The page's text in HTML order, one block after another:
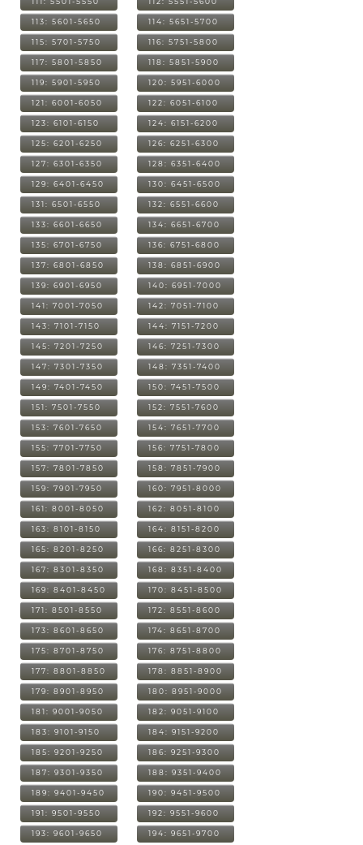
113: 5601-5650 114: 5651-5700
115: 5701-5750 116: 5751-5800
117: 5801-5850 118: 5851-5900
119: 5901-5950 120: 5951-6000
121: 6001-6050 122: 6051-6100
123: 6101-6150 124: 6151-6200
125: 6201-6250 126: 6251-6300
127: 6301-6350 128: 6351-6400
129: 6401-6450 130: 6451-6500
131: 6501-6550 132: 6551-6600
133: 6601-6650 134: 6651-6700
135: 6701-6750 136: 6751-6800
137: 6801-6850 138: 6851-6900
139: 6901-6950 140: 6951-7000
141: 7001-7050 142: 7051-7100
143: 7101-7150 144: 7151-7200
145: 7201-7250 146: 7251-7300
147: 7301-7350 148: 7351-7400
149: 7401-7450 150: 7451-7500
151: 7501-7550 152: 7551-7600
153: 7601-7650 154: 7651-7700
155: 7701-7750 156: 7751-7800
157: 7801-7850 158: 7851-7900
159: 7901-7950 160: 7951-8000
161: 8001-8050 162: 8051-8100
163: 8101-8150 164: 8151-8200
165: 8201-8250 166: 8251-8300
167: 8301-8350 168: 8351-8400
169: 8401-8450 170: 8451-8500
171: 8501-8550 172: 8551-8600
173: 8601-8650 174: 8651-8700
175: 8701-8750 176: 8751-8800
177: 8801-8850 178: 8851-8900
179: 8901-8950 180: 8951-9000
181: 9001-9050 182: 9051-9100
183: 9101-9150 184: 9151-9200
185: 9201-9250 186: 9251-9300
187: 9301-9350 188: 9351-9400
189: 9401-9450 190: 9451-9500
191: 9501-9550 192: 9551-9600
193: 9601-9650 194: 9651-9700